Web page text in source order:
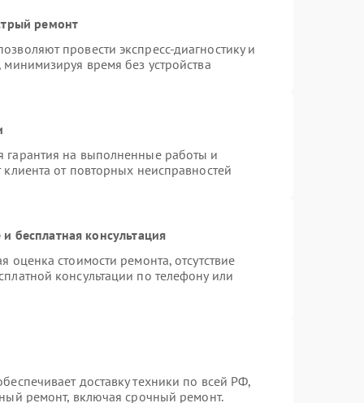
ремонт
провести экспресс-диагностику и
время без устройства
гарантия на выполненные работы и
от повторных неисправностей
бесплатная консультация
оценка стоимости ремонта, отсутствие
консультации по телефону или
доставку техники по всей РФ,
ремонт, включая срочный ремонт.